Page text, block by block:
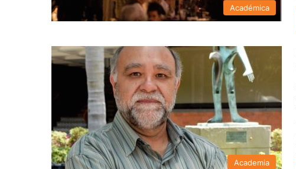
Académica
Academia